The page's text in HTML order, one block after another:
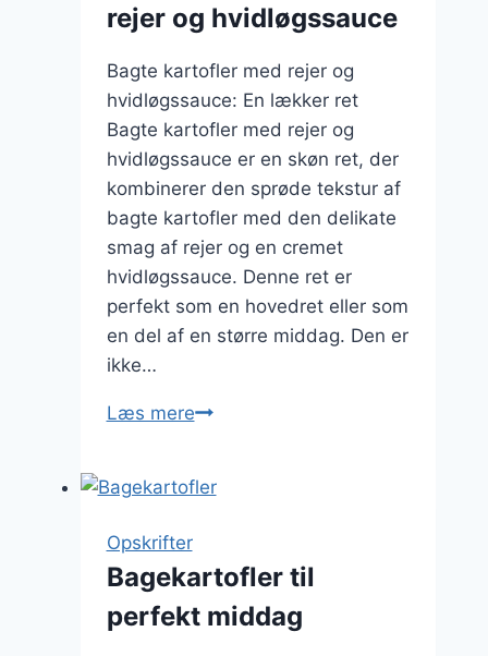
rejer og hvidløgssauce
Bagte kartofler med rejer og
hvidløgssauce: En lækker ret
Bagte kartofler med rejer og
hvidløgssauce er en skøn ret, der
kombinerer den sprøde tekstur af
bagte kartofler med den delikate
smag af rejer og en cremet
hvidløgssauce. Denne ret er
perfekt som en hovedret eller som
en del af en større middag. Den er
ikke…
Læs mereBagte
rejer
Opskrifter
Bagekartofler til
perfekt middag